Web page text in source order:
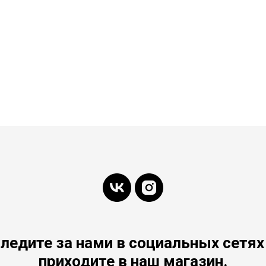
за нами в социальных
приходите в наш магазин.